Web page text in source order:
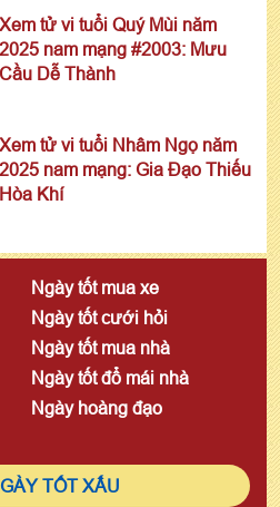
Xem tử vi tuổi Quý Mùi năm
2025 nam mạng #2003: Mưu
Cầu Dễ Thành
Xem tử vi tuổi Nhâm Ngọ năm
2025 nam mạng: Gia Đạo Thiếu
Hòa Khí
Ngày tốt mua xe
Ngày tốt cưới hỏi
Ngày tốt mua nhà
Ngày tốt đổ mái nhà
Ngày hoàng đạo
TỐT XẤU